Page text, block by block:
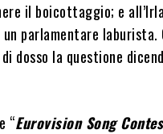
il boicottaggio; e
parlamentare laburista.
dosso la questione
“Eurovision Song